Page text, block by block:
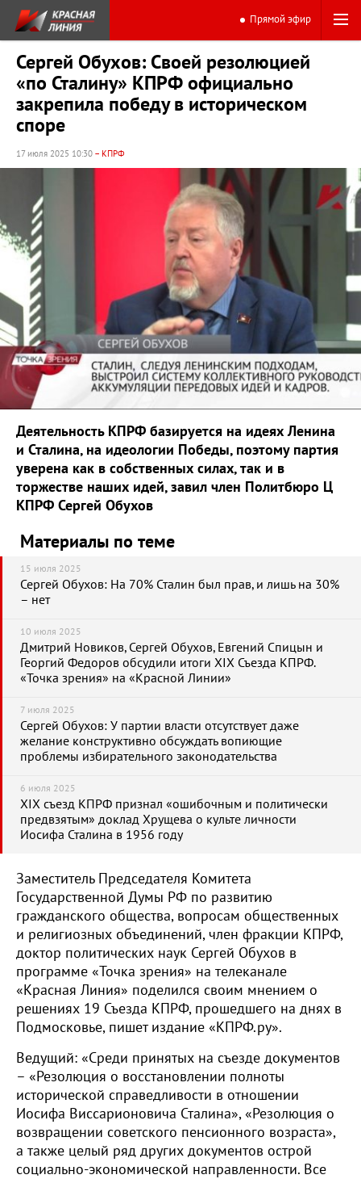
Прямой эфир
Сергей Обухов: Своей резолюцией
«по Сталину» КПРФ официально
закрепила победу в историческом
споре
17 июля 2025 10:30 – КПРФ
Деятельность КПРФ базируется на идеях Ленина
и Сталина, на идеологии Победы, поэтому партия
уверена как в собственных силах, так и в
торжестве наших идей, завил член Политбюро Ц
КПРФ Сергей Обухов
Материалы по теме
15 июля 2025
Сергей Обухов: На 70% Сталин был прав, и лишь на 30%
– нет
10 июля 2025
Дмитрий Новиков, Сергей Обухов, Евгений Спицын и
Георгий Федоров обсудили итоги XIX Съезда КПРФ.
«Точка зрения» на «Красной Линии»
7 июля 2025
Сергей Обухов: У партии власти отсутствует даже
желание конструктивно обсуждать вопиющие
проблемы избирательного законодательства
6 июля 2025
XIX съезд КПРФ признал «ошибочным и политически
предвзятым» доклад Хрущева о культе личности
Иосифа Сталина в 1956 году
Заместитель Председателя Комитета
Государственной Думы РФ по развитию
гражданского общества, вопросам общественных
и религиозных объединений, член фракции КПРФ,
доктор политических наук Сергей Обухов в
программе «Точка зрения» на телеканале
«Красная Линия» поделился своим мнением о
решениях 19 Съезда КПРФ, прошедшего на днях в
Подмосковье, пишет издание «КПРФ.ру».
Ведущий: «Среди принятых на съезде документов
– «Резолюция о восстановлении полноты
исторической справедливости в отношении
Иосифа Виссарионовича Сталина», «Резолюция о
возвращении советского пенсионного возраста»,
а также целый ряд других документов острой
социально-экономической направленности. Все